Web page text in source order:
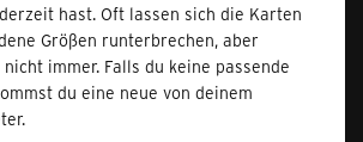
hast. Oft lassen sich die Karten
Größen runterbrechen, aber
immer. Falls du keine passende
du eine neue von deinem